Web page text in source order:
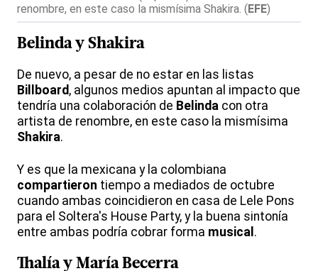
renombre, en este caso la mismísima Shakira. ( EFE)
Belinday Shakira
De nuevo, a pesar de no estar en las listas
Billboard , algunos medios apuntan al impacto que
tendría una colaboración de Belinda con otra
artista de renombre, en este caso la mismísima
Shakira.
Y es que la mexicana y la colombiana
compartieron tiempo a mediados de octubre
cuando ambas coincidieron en casa de Lele Pons
para el Soltera's House Party, y la buena sintonía
entre ambas podría cobrar forma musical .
Thalíay MaríaBecerra